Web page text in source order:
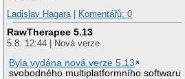
Ladislav Hagara| Komentářů: 0
RawTherapee 5.13
5.8. 12:44 | Nová verze
Byla vydána nová verze 5.13
svobodného multiplatformního softwaru